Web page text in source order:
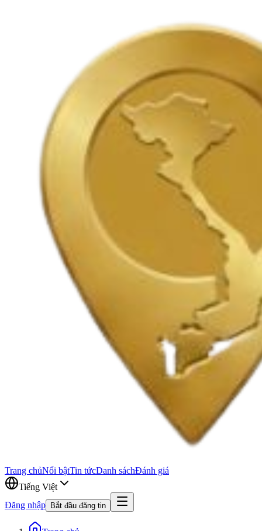
Trang chủNổi bậtTin tứcDanh sáchĐánh giá
Tiếng Việt
Đăng nhập
Bắt đầu đăng tin